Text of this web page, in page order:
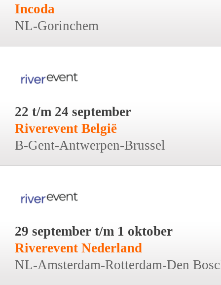
Incoda
NL-Gorinchem
22 t/m 24 september
Riverevent België
B-Gent-Antwerpen-Brussel
29 september t/m 1 oktober
Riverevent Nederland
NL-Amsterdam-Rotterdam-Den